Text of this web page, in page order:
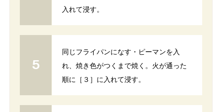
入れて浸す。
同じフライパンになす・ピーマンを入
れ、焼き色がつくまで焼く。火が通った
順に［３］に入れて浸す。